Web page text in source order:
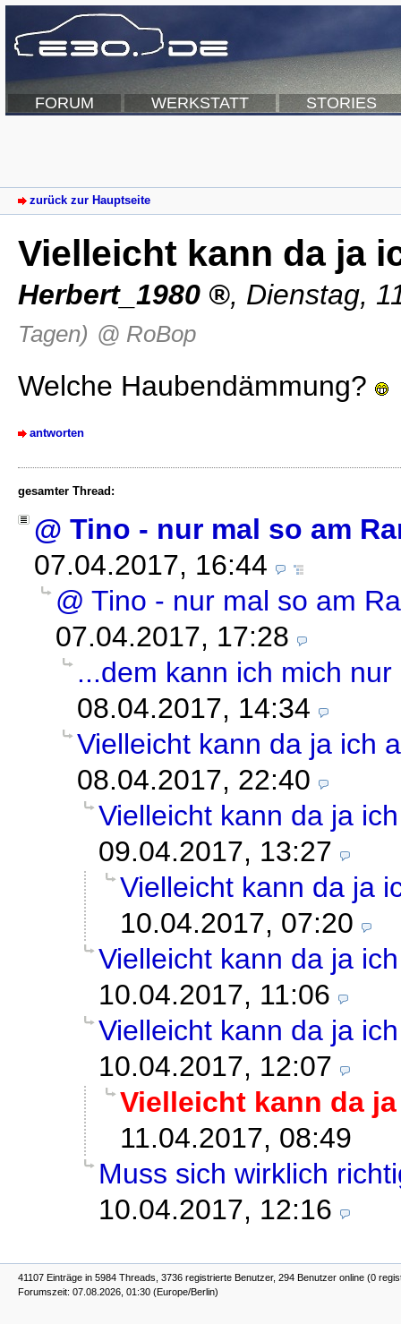
FORUM WERKSTATT STORIES
zurück zur Hauptseite
Vielleicht kann da ja
Herbert_1980 , Dienstag,
Tagen) @ RoBop
Welche Haubendämmung?
antworten
gesamter Thread:
@ Tino - nur mal so am
07.04.2017, 16:44
@ Tino - nur mal so am
07.04.2017, 17:28
...dem kann ich mich
08.04.2017, 14:34
Vielleicht kann da ja ich
08.04.2017, 22:40
Vielleicht kann da ja
09.04.2017, 13:27
Vielleicht kann da ja
10.04.2017, 07:20
Vielleicht kann da ja
10.04.2017, 11:06
Vielleicht kann da ja
10.04.2017, 12:07
Vielleicht kann da
11.04.2017, 08:49
Muss sich wirklich
10.04.2017, 12:16
41107 Einträge in 5984 Threads, 3736 registrierte Benutzer, 294 Benutzer online (0
Forumszeit: 07.08.2026, 01:30 (Europe/Berlin)